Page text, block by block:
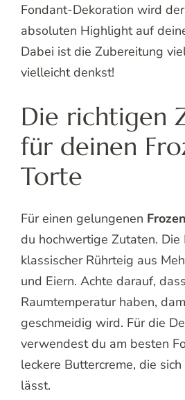
Fondant-Dekoration wird
absoluten Highlight auf
Dabei ist die Zubereitung
vielleicht denkst!
Die richtigen
für deinen
Torte
Für einen gelungenen
du hochwertige Zutaten.
klassischer Rührteig aus
und Eiern. Achte darauf,
Raumtemperatur haben,
geschmeidig wird. Für die
verwendest du am besten
leckere Buttercreme, die
lässt.